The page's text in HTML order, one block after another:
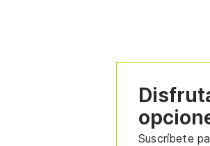
Suscríbete